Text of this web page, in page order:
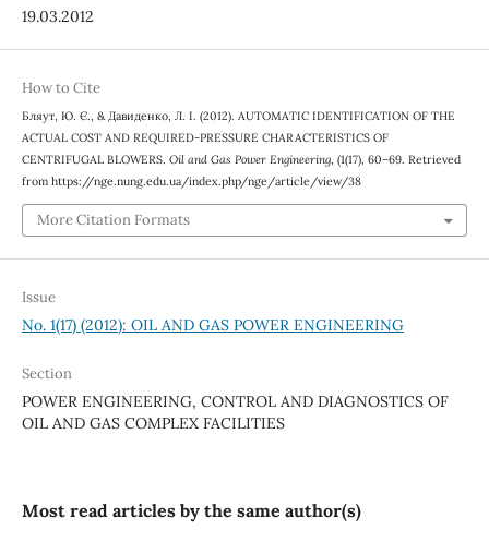
19.03.2012
How to Cite
Бляут, Ю. Є., & Давиденко, Л. І. (2012). AUTOMATIC IDENTIFICATION OF THE
ACTUAL COST AND REQUIRED-PRESSURE CHARACTERISTICS OF
CENTRIFUGAL BLOWERS. Oil and Gas Power Engineering, (1(17), 60–69. Retrieved
from https://nge.nung.edu.ua/index.php/nge/article/view/38
More Citation Formats
Issue
No. 1(17) (2012): OIL AND GAS POWER ENGINEERING
Section
POWER ENGINEERING, CONTROL AND DIAGNOSTICS OF
OIL AND GAS COMPLEX FACILITIES
Most read articles by the same author(s)